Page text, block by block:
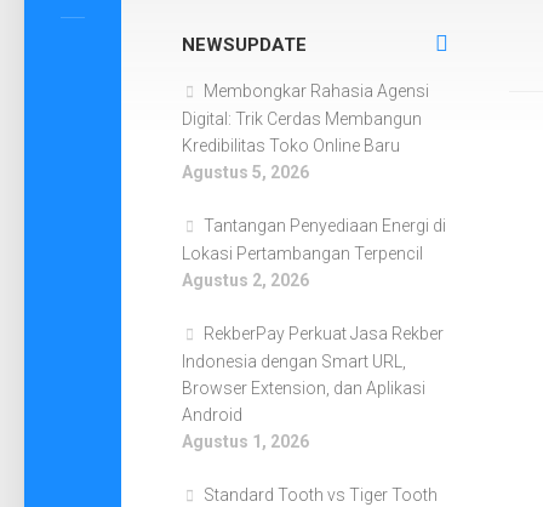
NEWSUPDATE
Membongkar Rahasia Agensi
Digital: Trik Cerdas Membangun
Kredibilitas Toko Online Baru
Agustus 5, 2026
Tantangan Penyediaan Energi di
Lokasi Pertambangan Terpencil
Agustus 2, 2026
RekberPay Perkuat Jasa Rekber
Indonesia dengan Smart URL,
Browser Extension, dan Aplikasi
Android
Agustus 1, 2026
Standard Tooth vs Tiger Tooth